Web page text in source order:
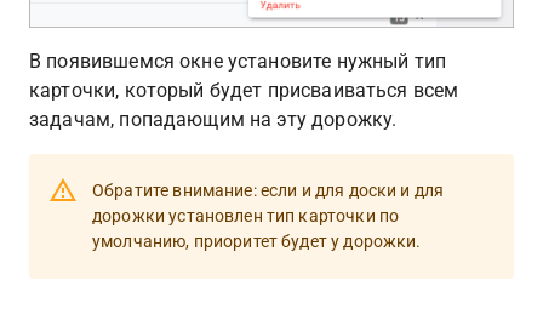
В появившемся окне установите нужный тип
карточки, который будет присваиваться всем
задачам, попадающим на эту дорожку.
Обратите внимание: если и для доски и для
дорожки установлен тип карточки по
умолчанию, приоритет будет у дорожки.